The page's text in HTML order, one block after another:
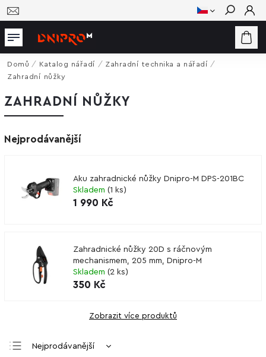
Hledat
Domů / Katalog nářadí / Zahradní technika a nářadí /
Zahradní nůžky
ZAHRADNÍ NŮŽKY
Nejprodávanější
Aku zahradnické nůžky Dnipro-M DPS-201BC
Skladem (1 ks)
1 990 Kč
Zahradnické nůžky 20D s ráčnovým
mechanismem, 205 mm, Dnipro-M
Skladem (2 ks)
350 Kč
Zobrazit více produktů
Nejprodávanější